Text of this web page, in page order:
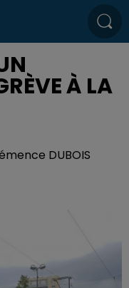
À LA
DUBOIS